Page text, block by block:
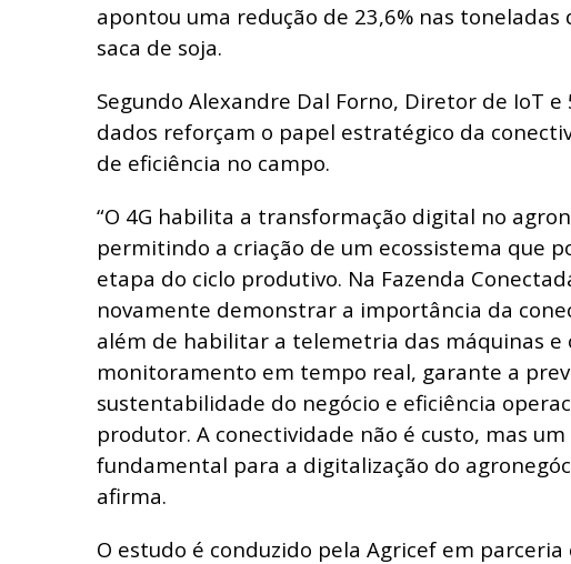
apontou uma redução de 23,6% nas toneladas
saca de soja.
Segundo Alexandre Dal Forno, Diretor de IoT e
dados reforçam o papel estratégico da
de eficiência no campo.
“O 4G habilita a transformação digital no
permitindo a criação de um ecossistema que
etapa do ciclo produtivo. Na Fazenda
novamente demonstrar a importância da
além de habilitar a telemetria das máquinas e
monitoramento em tempo real, garante a
sustentabilidade do negócio e eficiência
produtor. A conectividade não é custo, mas
fundamental para a digitalização do
afirma.
O estudo é conduzido pela Agricef em parceria